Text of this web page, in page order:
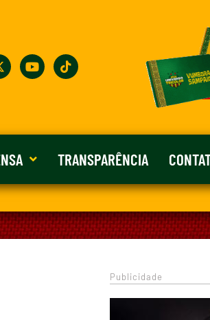
TRANSPARÊNCIA
Publicidade